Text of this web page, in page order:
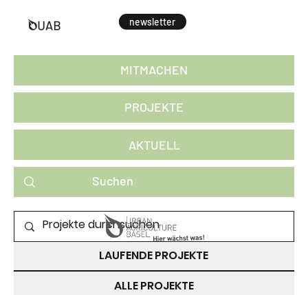
newsletter
PROJEKTE ZUM MITMACHEN
LAUFENDE PROJEKTE
ALLE PROJEKTE
AKTUELL
PROJEKTE
MITMACHEN